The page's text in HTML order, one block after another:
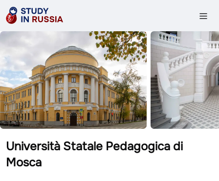
Università Statale Pedagogica di
Mosca